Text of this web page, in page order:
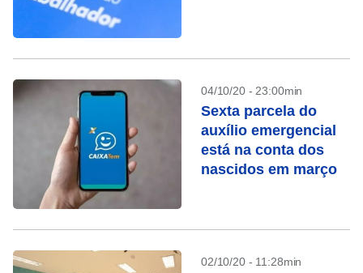
04/10/20 - 23:00min
Sexta parcela do
auxílio emergencial
está na conta dos
nascidos em março
02/10/20 - 11:28min